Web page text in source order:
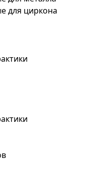
для циркона